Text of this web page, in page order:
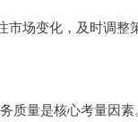
场变化，及时调整
质量是核心考量因